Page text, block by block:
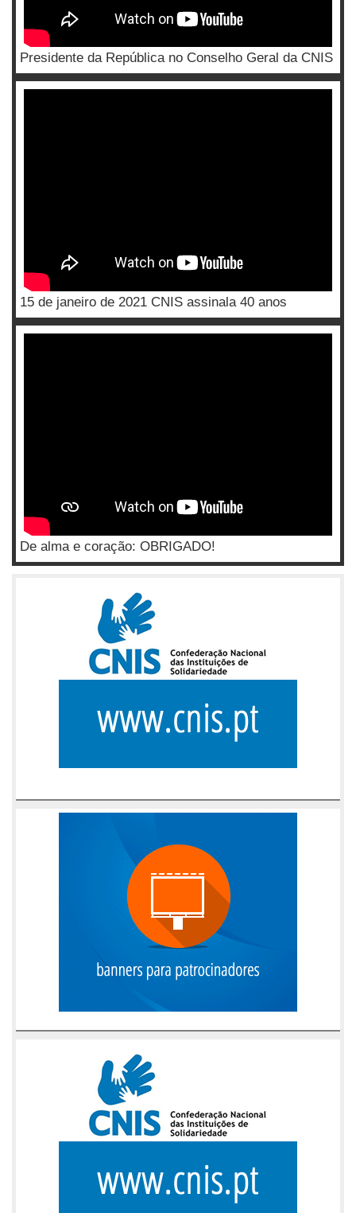
Presidente da República no Conselho Geral da CNIS
15 de janeiro de 2021 CNIS assinala 40 anos
De alma e coração: OBRIGADO!